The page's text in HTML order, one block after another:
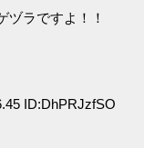
ヅラですよ！！
ID:DhPRJzfSO